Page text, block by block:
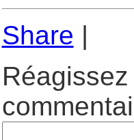
Share |